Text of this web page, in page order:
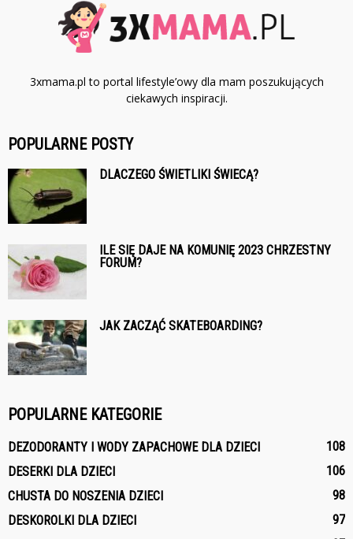
3xmama.pl to portal lifestyle’owy dla mam poszukujących
ciekawych inspiracji.
POPULARNE POSTY
DLACZEGO ŚWIETLIKI ŚWIECĄ?
ILE SIĘ DAJE NA KOMUNIĘ 2023 CHRZESTNY
FORUM?
JAK ZACZĄĆ SKATEBOARDING?
POPULARNE KATEGORIE
DEZODORANTY I WODY ZAPACHOWE DLA DZIECI
108
DESERKI DLA DZIECI
106
CHUSTA DO NOSZENIA DZIECI
98
DESKOROLKI DLA DZIECI
97